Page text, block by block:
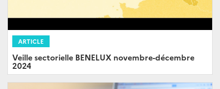
ARTICLE
Veille sectorielle BENELUX novembre-décembre
2024